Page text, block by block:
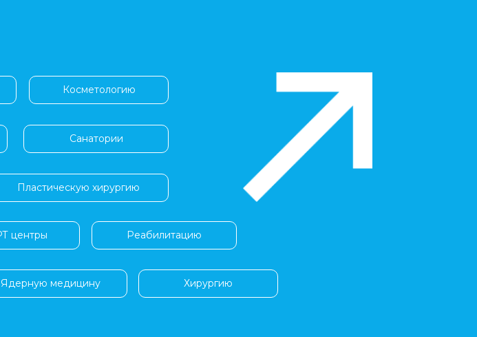
Косметологию
Санатории
Пластическую хирургию
Ядерную медицину Хирургию
центры Реабилитацию